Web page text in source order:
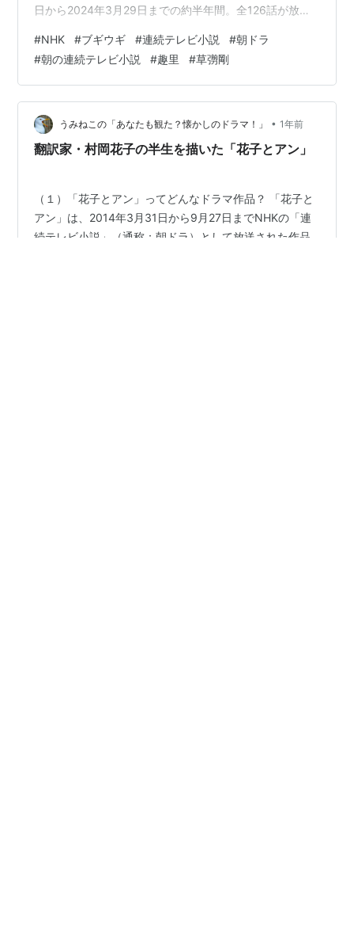
日から2024年3月29日までの約半年間。全126話が放送
本を明るく照らした「ブギの女王」の波乱万丈な人生を
描く点です。主人公・福来スズ子（趣里）は、大阪の銭
湯の看板娘として育ち、歌の才能を開花させながら、さ
まざまな困難を乗り越えて国民的スターへと成長してい
きます。 朝ドラらしいヒューマンドラマの要素に加え、
本作の特徴的な魅力として「音楽…
#NHK #ブギウギ #連続テレビ小説 #朝ドラ
#朝の連続テレビ小説 #趣里 #草彅剛
うみねこの「あなたも観た？懐かしのドラマ！」 • 1年前
翻訳家・村岡花子の半生を描いた「花子とアン」